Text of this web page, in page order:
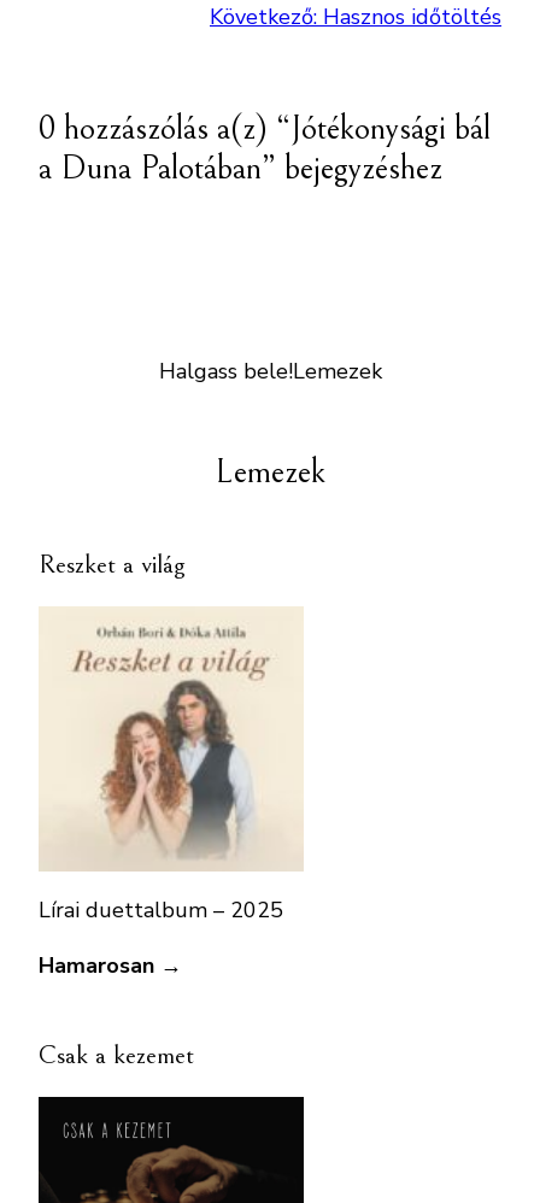
Következő: Hasznos időtöltés
0 hozzászólás a(z) “Jótékonysági bál
a Duna Palotában” bejegyzéshez
Halgass bele!Lemezek
Lemezek
Reszket a világ
Lírai duettalbum – 2025
Hamarosan →
Csak a kezemet